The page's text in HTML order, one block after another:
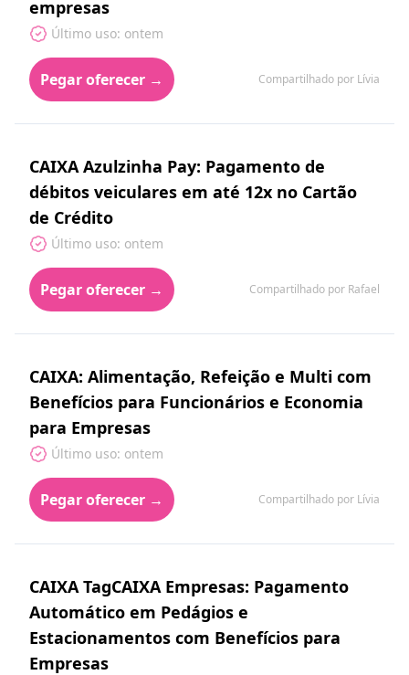
empresas
Último uso: ontem
Pegar oferecer → Compartilhado por Lívia
CAIXA Azulzinha Pay: Pagamento de
débitos veiculares em até 12x no Cartão
de Crédito
Último uso: ontem
Pegar oferecer → Compartilhado por Rafael
CAIXA: Alimentação, Refeição e Multi com
Benefícios para Funcionários e Economia
para Empresas
Último uso: ontem
Pegar oferecer → Compartilhado por Lívia
CAIXA TagCAIXA Empresas: Pagamento
Automático em Pedágios e
Estacionamentos com Benefícios para
Empresas